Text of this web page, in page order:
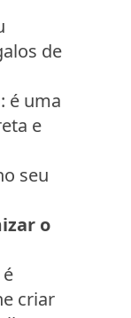
de
: é uma
e
seu
o
criar